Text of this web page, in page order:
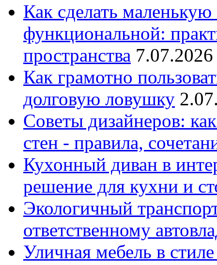
Как сделать
функциональной:
пространства
Как грамотно
долговую ловушку
Советы дизайнеров:
стен - правила,
Кухонный диван в
решение для кухни и
Экологичный
ответственному
Уличная мебель в